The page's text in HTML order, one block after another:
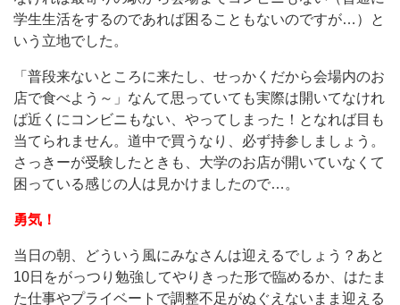
学生生活をするのであれば困ることもないのですが…）と
いう立地でした。
「普段来ないところに来たし、せっかくだから会場内のお
店で食べよう～」なんて思っていても実際は開いてなけれ
ば近くにコンビニもない、やってしまった！となれば目も
当てられません。道中で買うなり、必ず持参しましょう。
さっきーが受験したときも、大学のお店が開いていなくて
困っている感じの人は見かけましたので…。
勇気！
当日の朝、どういう風にみなさんは迎えるでしょう？あと
10日をがっつり勉強してやりきった形で臨めるか、はたま
た仕事やプライベートで調整不足がぬぐえないまま迎える